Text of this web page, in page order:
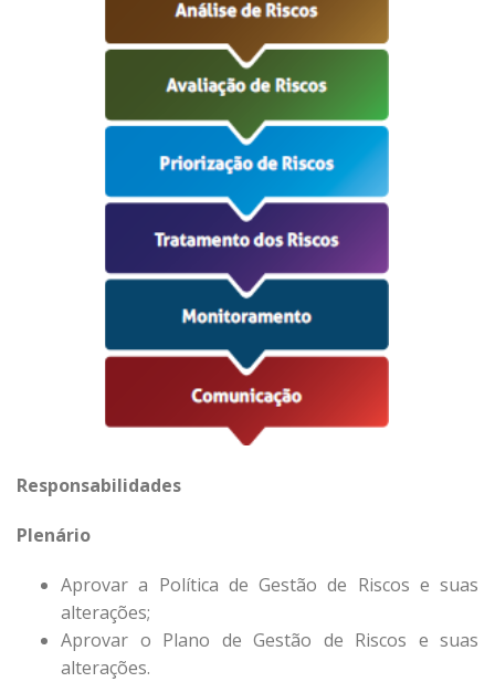
Responsabilidades
Plenário
Aprovar a Política de Gestão de Riscos e suas
alterações;
Aprovar o Plano de Gestão de Riscos e suas
alterações.